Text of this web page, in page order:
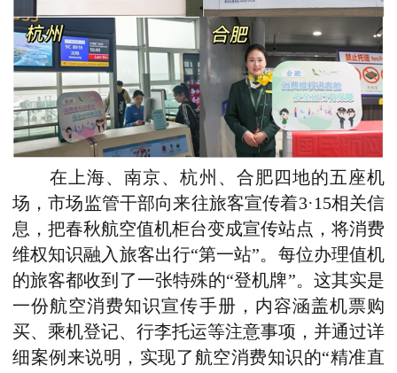
在上海、南京、杭州、合肥四地的五座机
场，市场监管干部向来往旅客宣传着3·15相关信
息，把春秋航空值机柜台变成宣传站点，将消费
维权知识融入旅客出行“第一站”。每位办理值机
的旅客都收到了一张特殊的“登机牌”。这其实是
一份航空消费知识宣传手册，内容涵盖机票购
买、乘机登记、行李托运等注意事项，并通过详
细案例来说明，实现了航空消费知识的“精准直